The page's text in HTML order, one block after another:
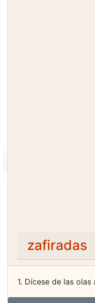
zafiradas
1. Dícese de las olas